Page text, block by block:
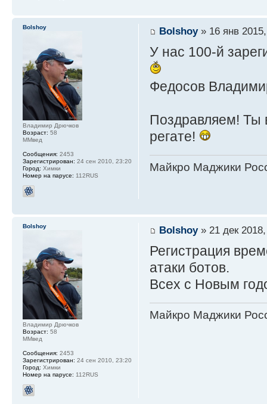
Bolshoy» 16 янв
У нас 100-й
Федосов
Поздравляем! Ты
регате!
Майкро Маджики
Bolshoy
Владимир Дрючков
Возраст: 58
ММвед
Сообщения: 2453
Зарегистрирован: 24 сен 2010, 23:20
Город: Химки
Номер на парусе: 112RUS
Bolshoy» 21 дек
Регистрация
атаки ботов.
Всех с Новым
Майкро Маджики
Bolshoy
Владимир Дрючков
Возраст: 58
ММвед
Сообщения: 2453
Зарегистрирован: 24 сен 2010, 23:20
Город: Химки
Номер на парусе: 112RUS